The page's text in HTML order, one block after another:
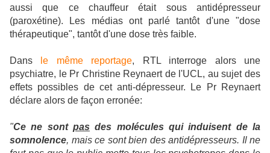
aussi que ce chauffeur était sous antidépresseur
(paroxétine). Les médias ont parlé tantôt d'une "dose
thérapeutique", tantôt d'une dose très faible.
Dans le même reportage, RTL interroge alors une
psychiatre, le Pr Christine Reynaert de l'UCL, au sujet des
effets possibles de cet anti-dépresseur. Le Pr Reynaert
déclare alors de façon erronée:
"Ce ne sont pas des molécules qui induisent de la
somnolence, mais ce sont bien des antidépresseurs. Il ne